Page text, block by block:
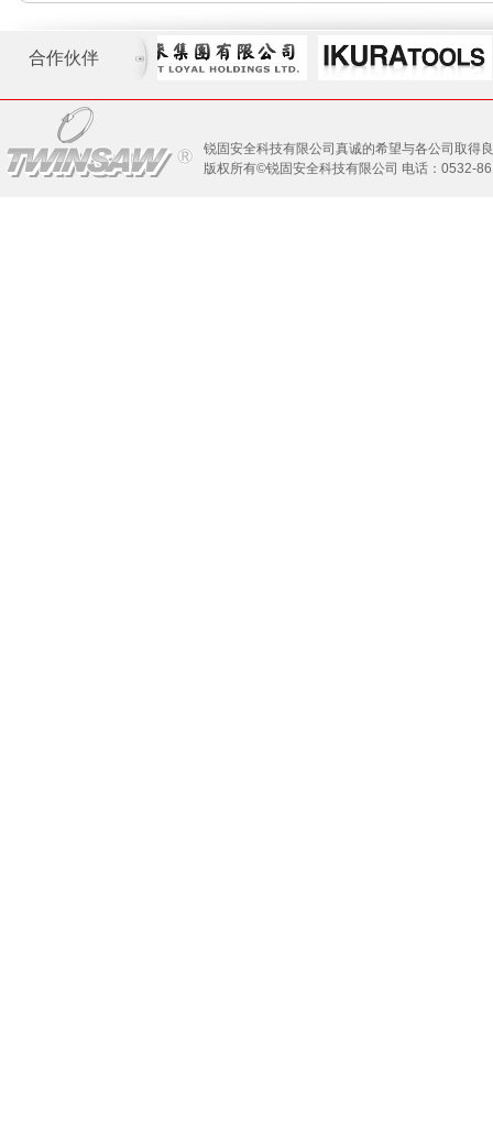
合作伙伴
锐固安全科技有限公司真诚的希望与各公司取得
版权所有©锐固安全科技有限公司 电话：0532-